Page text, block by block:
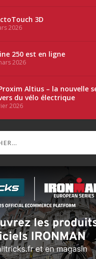
3D
2026
250 est en ligne
2026
Altius – la nouvelle
du vélo électrique
2026